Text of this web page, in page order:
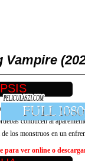
desesperada del
conducen al
los monstruos en un
para ver online o